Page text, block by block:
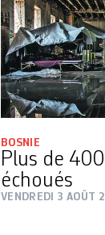
BOSNIE
Plus de
échoués
VENDREDI 3 AOÛT